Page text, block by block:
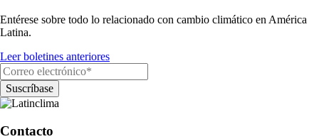
Entérese sobre todo lo relacionado con cambio climático en América
Latina.
Leer boletines anteriores
Contacto